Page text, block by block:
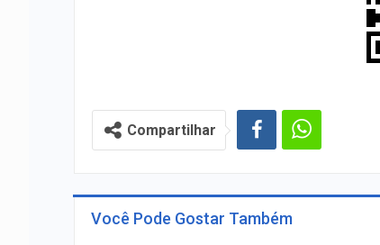
Compartilhar
Você Pode Gostar Também